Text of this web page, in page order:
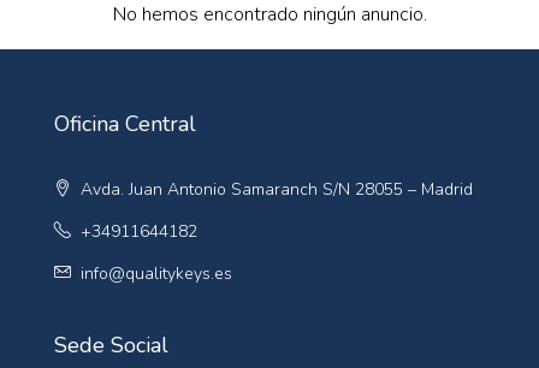
No hemos encontrado ningún anuncio.
Oficina Central
Avda. Juan Antonio Samaranch S/N 28055 – Madrid
+34911644182
info@qualitykeys.es
Sede Social